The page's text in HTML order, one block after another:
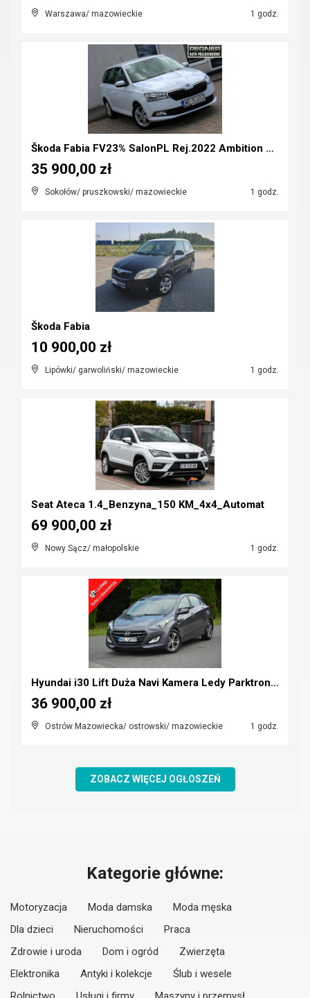
Warszawa/ mazowieckie 1 godz.
Škoda Fabia FV23% SalonPL Rej.2022 Ambition 1.0TSI...
Sokołów/ pruszkowski/ mazowieckie 1 godz.
35 900,00 zł
Škoda Fabia
Lipówki/ garwoliński/ mazowieckie 1 godz.
10 900,00 zł
Seat Ateca 1.4_Benzyna_150 KM_4x4_Automat
Nowy Sącz/ małopolskie 1 godz.
69 900,00 zł
Hyundai i30 Lift Duża Navi Kamera Ledy Parktronic ...
Ostrów Mazowiecka/ ostrowski/ mazowieckie 1 godz.
36 900,00 zł
ZOBACZ WIĘCEJ OGŁOSZEŃ
Kategorie główne:
Motoryzacja Moda damska
Moda męska
Dla dzieci
Nieruchomości
Praca
Zdrowie i uroda
Dom i ogród
Zwierzęta
Elektronika
Antyki i kolekcje
Ślub i wesele